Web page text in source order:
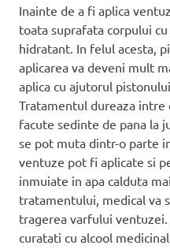
Inainte de a fi aplica
toata suprafata corpului
hidratant. In felul acesta,
aplicarea va deveni mult
aplica cu ajutorul
Tratamentul dureaza
facute sedinte de pana la
se pot muta dintr-o parte
ventuze pot fi aplicate si
inmuiate in apa calduta
tratamentului, medical va
tragerea varfului
curatati cu alcool